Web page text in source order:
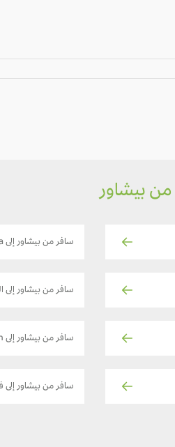
من بيشاور
سافر من بيشاور إلى Doha
سافر من بيشاور إلى
سافر من بيشاور إلى Bahrain
سافر من بيشاور إلى